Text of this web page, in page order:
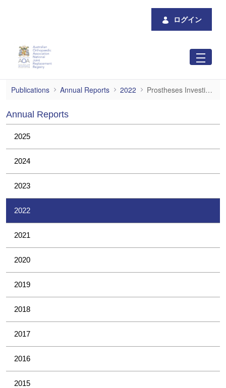
ログイン
Prostheses Investigations
Publications Annual Reports 2022 Prostheses Investigations
Annual Reports
2025
2024
2023
2022
2021
2020
2019
2018
2017
2016
2015